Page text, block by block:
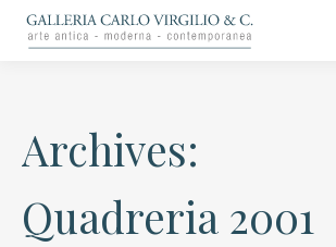
Carlo Virgilio & C.
Arte moderna e contemporanea
Archives:
Quadreria 2001